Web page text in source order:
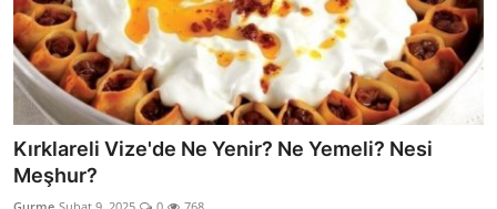
İletişim
Şehirler
Helal Gıda & Dini Hükümler
Gıda Güvenliği & Bilimi
Kırklareli Vize'de Ne Yenir? Ne Yemeli? Nesi
Meşhur?